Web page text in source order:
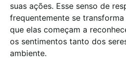
suas ações. Esse senso de
frequentemente se
que elas começam a
os sentimentos tanto dos
ambiente.